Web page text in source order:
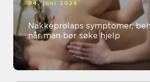
04. juni 2026
Nakkeprolaps symptomer, behandling og
når man bør søke hjelp